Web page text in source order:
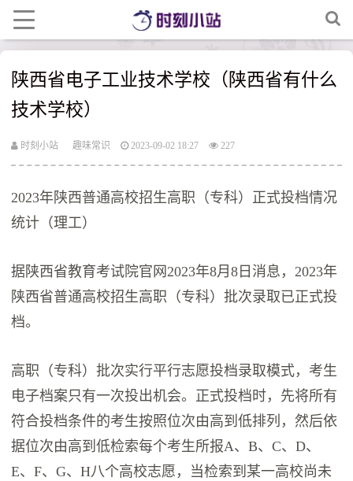
陕西省电子工业技术学校（陕西省有什么
技术学校）
时刻小站 趣味常识 2023-09-02 18:27 227
2023年陕西普通高校招生高职（专科）正式投档情况
统计（理工）
据陕西省教育考试院官网2023年8月8日消息，2023年
陕西省普通高校招生高职（专科）批次录取已正式投
档。
高职（专科）批次实行平行志愿投档录取模式，考生
电子档案只有一次投出机会。正式投档时，先将所有
符合投档条件的考生按照位次由高到低排列，然后依
据位次由高到低检索每个考生所报A、B、C、D、
E、F、G、H八个高校志愿，当检索到某一高校尚未